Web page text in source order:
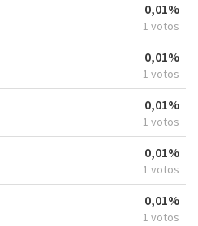
0,01%
1 votos
0,01%
1 votos
0,01%
1 votos
0,01%
1 votos
0,01%
1 votos